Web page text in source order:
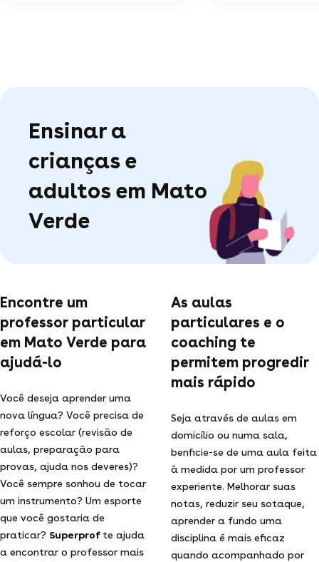
Ensinar a
crianças e
adultos em Mato
Verde
Encontre um
professor particular
em Mato Verde para
ajudá-lo
Você deseja aprender uma
nova língua? Você precisa de
reforço escolar (revisão de
aulas, preparação para
provas, ajuda nos deveres)?
Você sempre sonhou de tocar
um instrumento? Um esporte
que você gostaria de
praticar? Superprof te ajuda
a encontrar o professor mais
As aulas
particulares e o
coaching te
permitem progredir
mais rápido
Seja através de aulas em
domicílio ou numa sala,
benficie-se de uma aula feita
à medida por um professor
experiente. Melhorar suas
notas, reduzir seu sotaque,
aprender a fundo uma
disciplina é mais eficaz
quando acompanhado por